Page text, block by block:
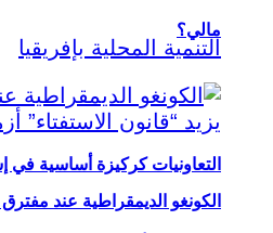
التعاونيات كركيزة أساسية في
مالي؟
الكونغو الديمقراطية عند